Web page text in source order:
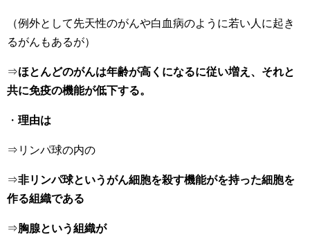
（例外として先天性のがんや白血病のように若い人に起き
るがんもあるが）
⇒ほとんどのがんは年齢が高くになるに従い増え、それと
共に免疫の機能が低下する。
・ 理由は
⇒リンパ球の内の
⇒非リンパ球というがん細胞を殺す機能がを持った細胞を
作る組織である
⇒胸腺という組織が